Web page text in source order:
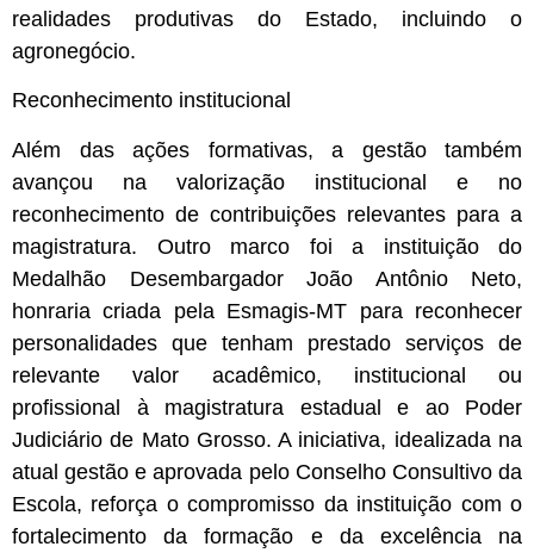
realidades produtivas do Estado, incluindo o
agronegócio.
Reconhecimento institucional
Além das ações formativas, a gestão também
avançou na valorização institucional e no
reconhecimento de contribuições relevantes para a
magistratura. Outro marco foi a instituição do
Medalhão Desembargador João Antônio Neto,
honraria criada pela Esmagis-MT para reconhecer
personalidades que tenham prestado serviços de
relevante valor acadêmico, institucional ou
profissional à magistratura estadual e ao Poder
Judiciário de Mato Grosso. A iniciativa, idealizada na
atual gestão e aprovada pelo Conselho Consultivo da
Escola, reforça o compromisso da instituição com o
fortalecimento da formação e da excelência na